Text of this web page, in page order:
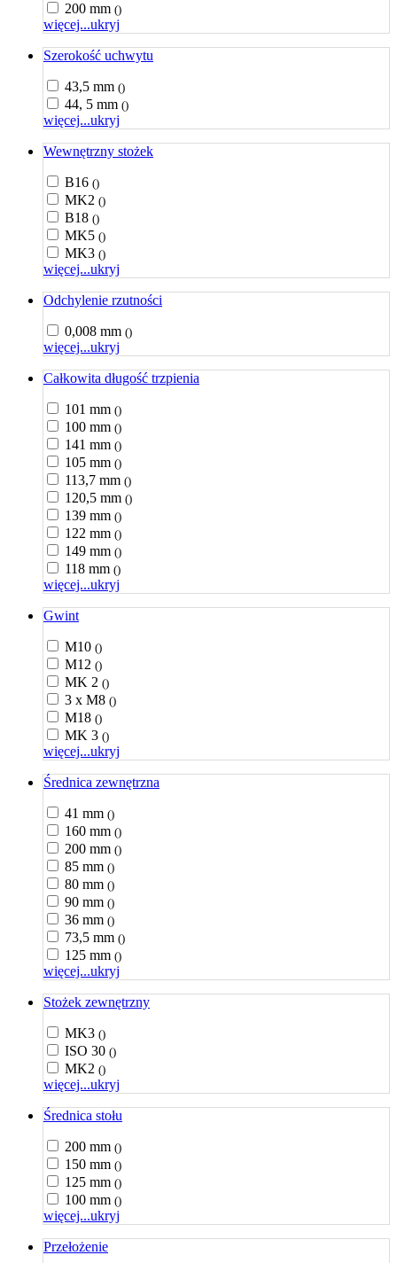
200 mm ()
więcej...ukryj
Szerokość uchwytu
43,5 mm ()
44, 5 mm ()
więcej...ukryj
Wewnętrzny stożek
B16 ()
MK2 ()
B18 ()
MK5 ()
MK3 ()
więcej...ukryj
Odchylenie rzutności
0,008 mm ()
więcej...ukryj
Całkowita długość trzpienia
101 mm ()
100 mm ()
141 mm ()
105 mm ()
113,7 mm ()
120,5 mm ()
139 mm ()
122 mm ()
149 mm ()
118 mm ()
więcej...ukryj
Gwint
M10 ()
M12 ()
MK 2 ()
3 x M8 ()
M18 ()
MK 3 ()
więcej...ukryj
Średnica zewnętrzna
41 mm ()
160 mm ()
200 mm ()
85 mm ()
80 mm ()
90 mm ()
36 mm ()
73,5 mm ()
125 mm ()
więcej...ukryj
Stożek zewnętrzny
MK3 ()
ISO 30 ()
MK2 ()
więcej...ukryj
Średnica stołu
200 mm ()
150 mm ()
125 mm ()
100 mm ()
więcej...ukryj
Przełożenie